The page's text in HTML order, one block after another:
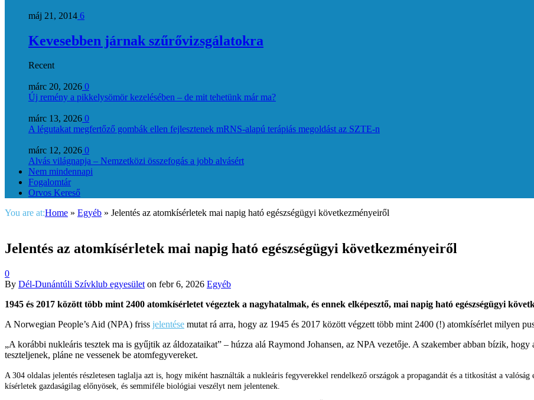
máj 21, 2014 6
Kevesebben járnak szűrővizsgálatokra
Recent
márc 20, 2026 0
Új remény a pikkelysömör kezelésében – de mit tehetünk már ma?
márc 13, 2026 0
A légutakat megfertőző gombák ellen fejlesztenek mRNS-alapú terápiás megoldást az SZTE-n
márc 12, 2026 0
Alvás világnapja – Nemzetközi összefogás a jobb alvásért
Nem mindennapi
Fogalomtár
Orvos Kereső
You are at:Home » Egyéb » Jelentés az atomkísérletek mai napig ható egészségügyi következményeiről
Jelentés az atomkísérletek mai napig ható egészségügyi következményeiről
0
By Dél-Dunántúli Szívklub egyesület on febr 6, 2026 Egyéb
1945 és 2017 között több mint 2400 atomkísérletet végeztek a nagyhatalmak, és ennek elképesztő, mai napig ható egészségügyi
A Norwegian People’s Aid (NPA) friss jelentése mutat rá arra, hogy az 1945 és 2017 között végzett több mint 2400 (!) atomkísérlet milyen
„A korábbi nukleáris tesztek ma is gyűjtik az áldozataikat” – húzza alá Raymond Johansen, az NPA vezetője. A szakember abban bízik,
teszteljenek, pláne ne vessenek be atomfegyvereket.
A 304 oldalas jelentés részletesen taglalja azt is, hogy miként használták a nukleáris fegyverekkel rendelkező országok a propagandát és a titkosítást a
kísérletek gazdaságilag előnyösek, és semmiféle biológiai veszélyt nem jelentenek.